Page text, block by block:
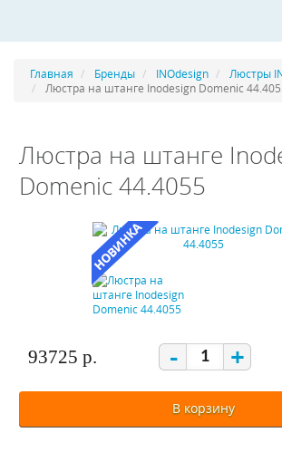
Главная Бренды INOdesign
Люстры
Люстра на штанге Inodesign Domenic
Люстра на штанге
Domenic 44.4055
93725 р. - +
В корзину